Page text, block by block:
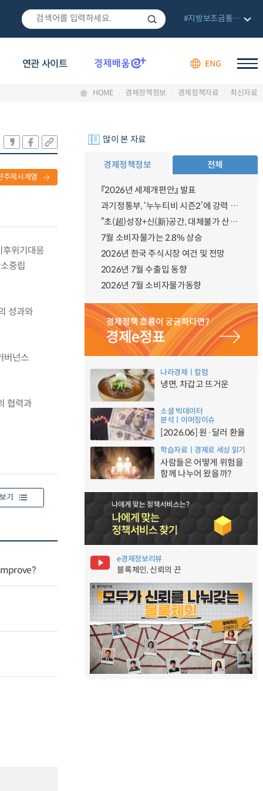
연관 사이트 ENG
#지방보조금통합관리망
HOME 경제정책정보 경제정책자료 최신자료
주제시계열
후위기대응
중립
성과와
버넌스
협력과
기
많이 본 자료
경제정책정보 전체
『2026년 세제개편안』 발표
과기정통부, ‘누누티비 시즌2’에 강력 대응 의지 밝혀
“초(超)성장+신(新)공간, 대체불가 산업강국”
7월 소비자물가는 2.8% 상승
2026년 한국 주식시장 여건 및 전망
2026년 7월 수출입 동향
2026년 7월 소비자물가동향
나라경제ㅣ칼럼
냉면, 차갑고 뜨거운
소셜 빅데이터
분석ㅣ이머징이슈
[2026.06] 원·달러 환율
학습자료ㅣ경제로 세상 읽기
사람들은 어떻게 위험을
함께 나누어 왔을까?
e경제정보리뷰
블록체인, 신뢰의 끈